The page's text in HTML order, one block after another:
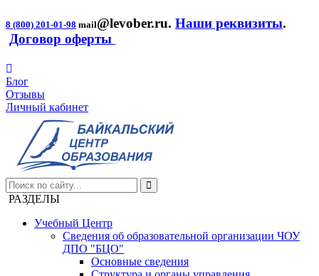
8 (800) 201-01-98 mail@levober.ru. Наши реквизиты.
Договор оферты
Блог
Отзывы
Личный кабинет
РАЗДЕЛЫ
Учебный Центр
Сведения об образовательной организации ЧОУ
ДПО "БЦО"
Основные сведения